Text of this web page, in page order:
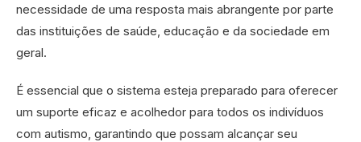
necessidade de uma resposta mais abrangente por parte
das instituições de saúde, educação e da sociedade em
geral.
É essencial que o sistema esteja preparado para oferecer
um suporte eficaz e acolhedor para todos os indivíduos
com autismo, garantindo que possam alcançar seu